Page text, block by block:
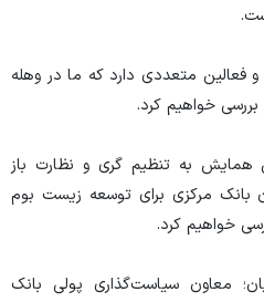
و فعالین متعددی دارد که ما در وهله
بررسی خواهیم کرد.
به تنظیم گری و نظارت باز
بانک مرکزی برای توسعه زیست بوم
خواهیم کرد.
معاون سیاست‌گذاری پولی بانک